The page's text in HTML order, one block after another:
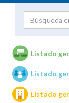
Listado
Listado
Listado